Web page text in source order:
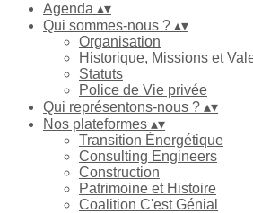
Agenda ▴▾
Qui sommes-nous ? ▴▾
Organisation
Historique, Missions et
Statuts
Police de Vie privée
Qui représentons-nous ? ▴▾
Nos plateformes ▴▾
Transition Énergétique
Consulting Engineers
Construction
Patrimoine et Histoire
Coalition C'est Génial